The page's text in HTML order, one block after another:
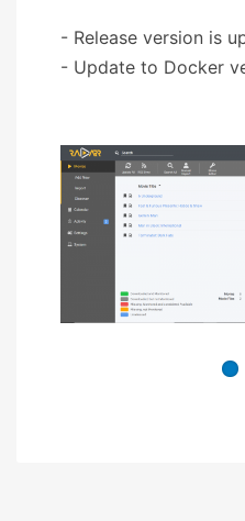
- Release version is
- Update to Docker